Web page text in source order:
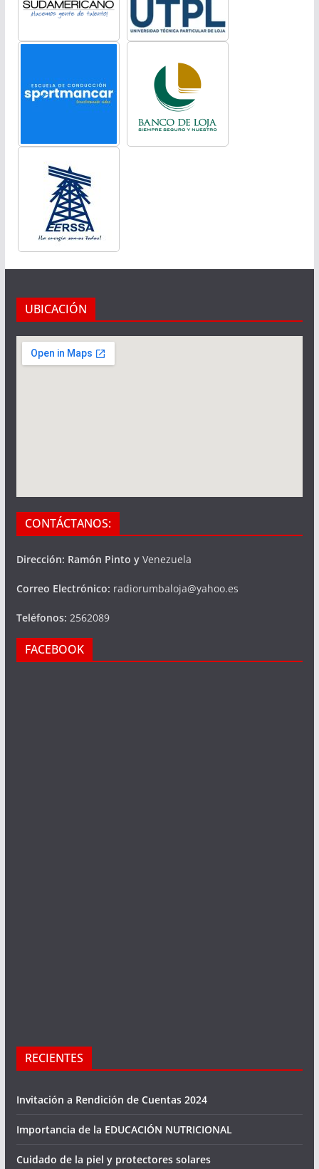
UBICACIÓN
CONTÁCTANOS:
Dirección: Ramón Pinto yVenezuela
Correo Electrónico: radiorumbaloja@yahoo.es
Teléfonos: 2562089
FACEBOOK
RECIENTES
Invitación a Rendición de Cuentas 2024
Importancia de la EDUCACIÓN NUTRICIONAL
Cuidado de la piel y protectores solares